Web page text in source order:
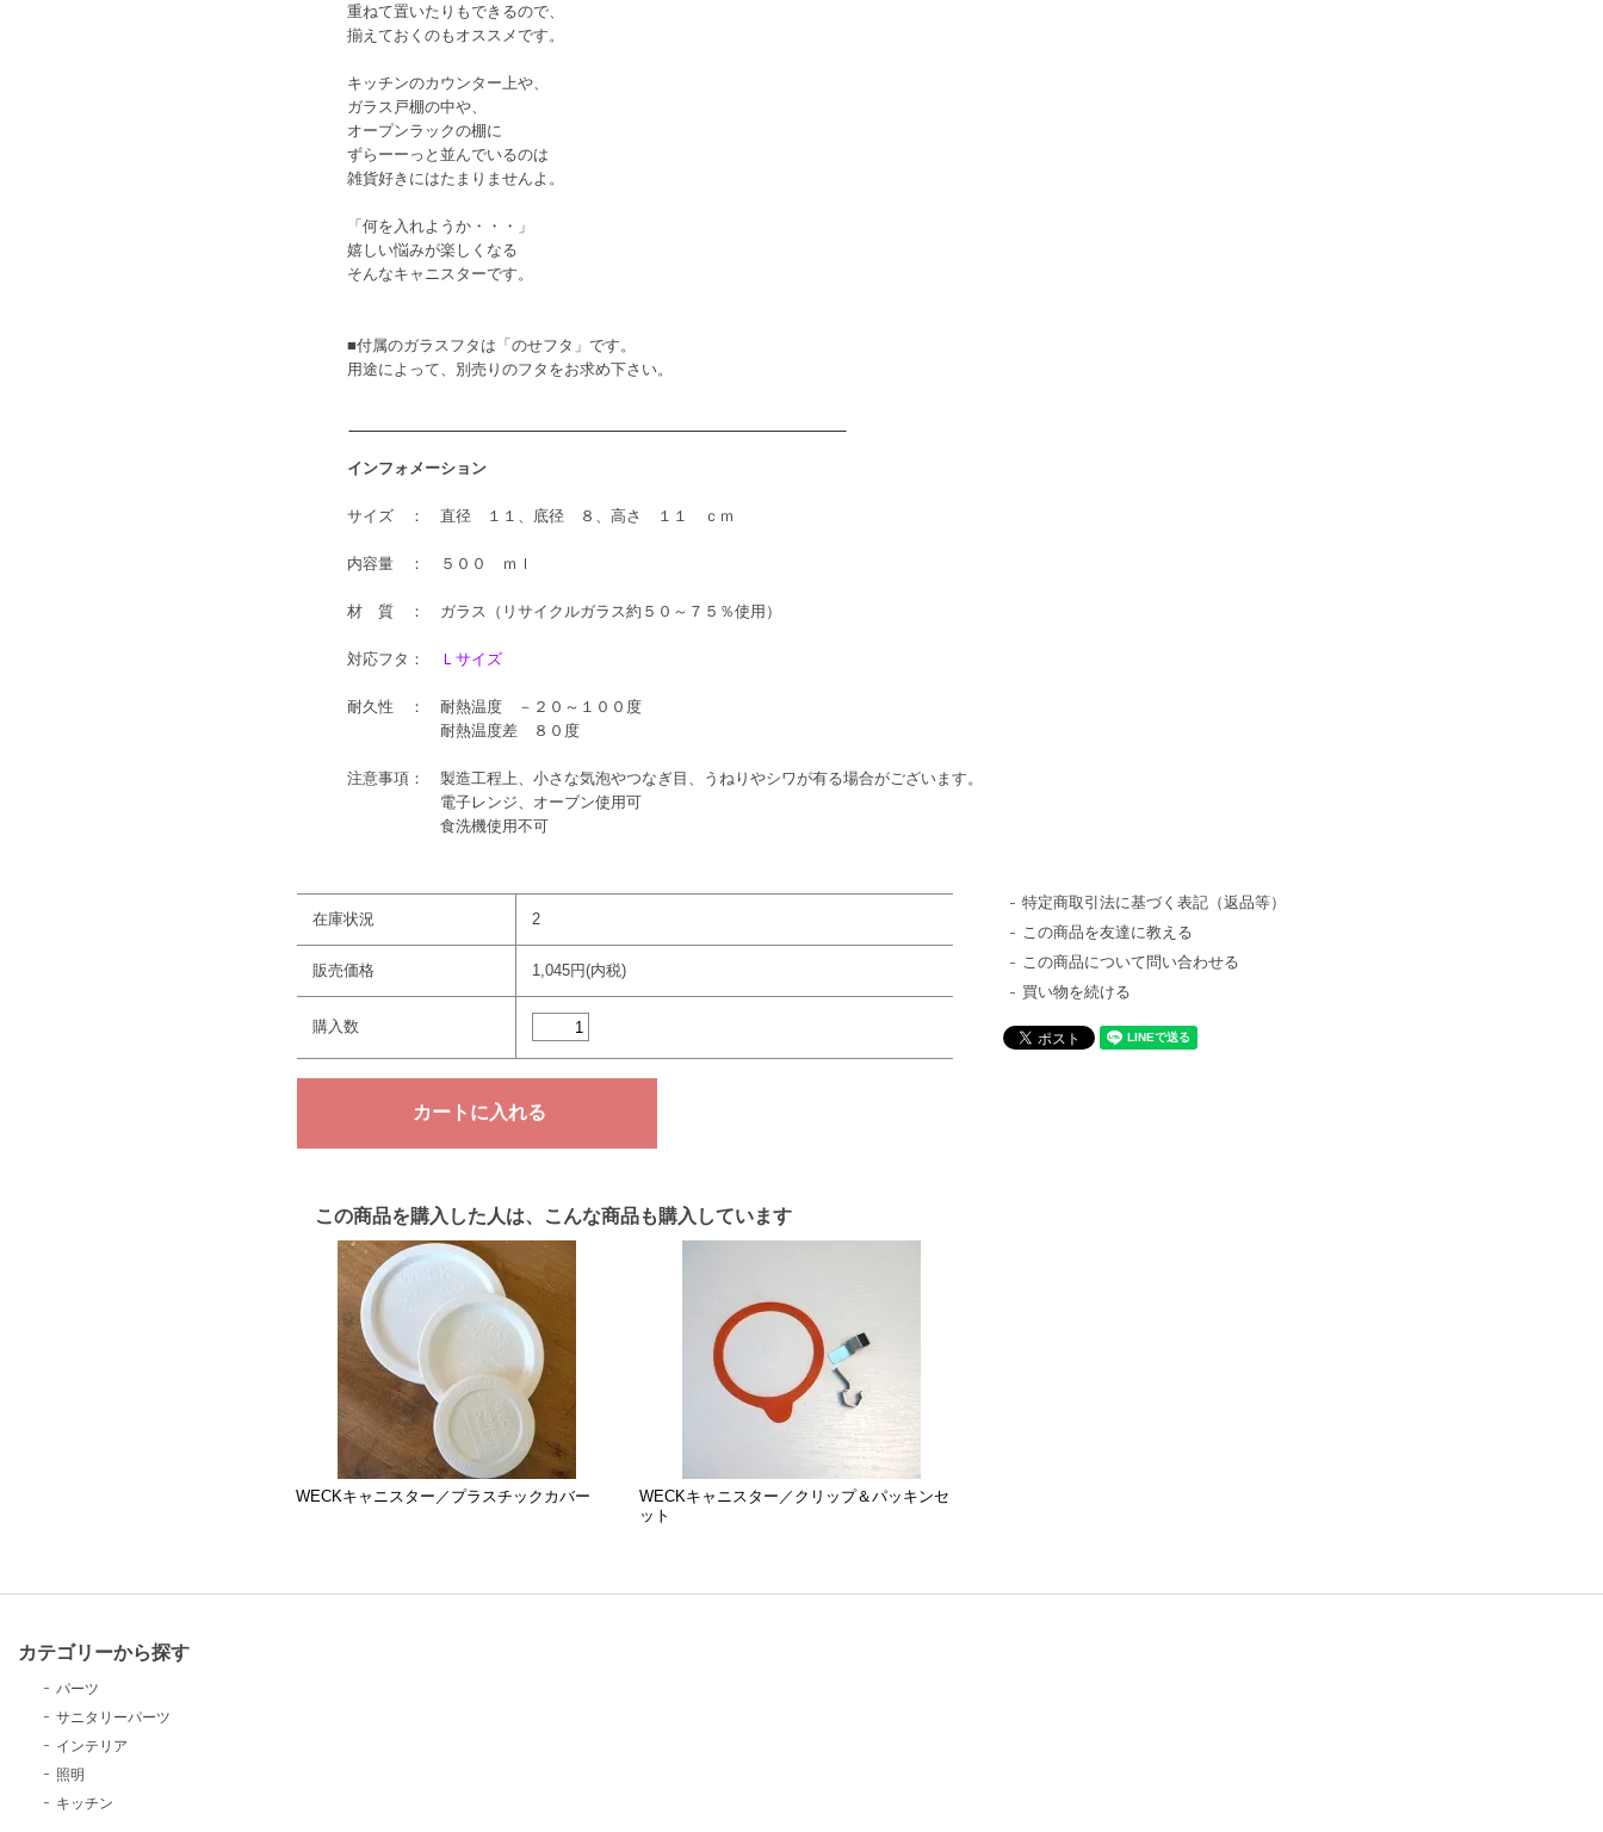
重ねて置いたりもできるので、
揃えておくのもオススメです。
キッチンのカウンター上や、
ガラス戸棚の中や、
オープンラックの棚に
ずらーーっと並んでいるのは
雑貨好きにはたまりませんよ。
「何を入れようか・・・」
嬉しい悩みが楽しくなる
そんなキャニスターです。
■付属のガラスフタは「のせフタ」です。
用途によって、別売りのフタをお求め下さい。
インフォメーション
サイズ ： 直径 １１、底径 ８、高さ １１ ｃｍ
内容量 ： ５００ ｍｌ
材 質 ： ガラス（リサイクルガラス約５０～７５％使用）
対応フタ： Ｌサイズ
耐久性 ： 耐熱温度 －２０～１００度
耐熱温度差 ８０度
注意事項： 製造工程上、小さな気泡やつなぎ目、うねりやシワが有る場合がございます。
電子レンジ、オーブン使用可
食洗機使用不可
在庫状況 2
販売価格 1,045円(内税)
購入数
特定商取引法に基づく表記（返品等）
この商品を友達に教える
この商品について問い合わせる
買い物を続ける
この商品を購入した人は、こんな商品も購入しています
WECKキャニスター／プラスチックカバー
WECKキャニスター／クリップ＆パッキンセ
ット
カテゴリーから探す
パーツ
サニタリーパーツ
インテリア
照明
キッチン